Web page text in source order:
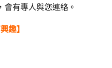
會有專人與您連絡。
趣】